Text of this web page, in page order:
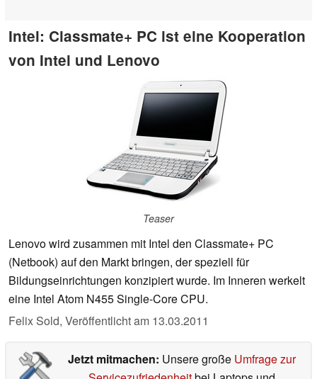
Intel: Classmate+ PC ist eine Kooperation
von Intel und Lenovo
Teaser
Lenovo wird zusammen mit Intel den Classmate+ PC
(Netbook) auf den Markt bringen, der speziell für
Bildungseinrichtungen konzipiert wurde. Im Inneren werkelt
eine Intel Atom N455 Single-Core CPU.
Felix Sold, Veröffentlicht am 13.03.2011
Jetzt mitmachen: Unsere große Umfrage zur